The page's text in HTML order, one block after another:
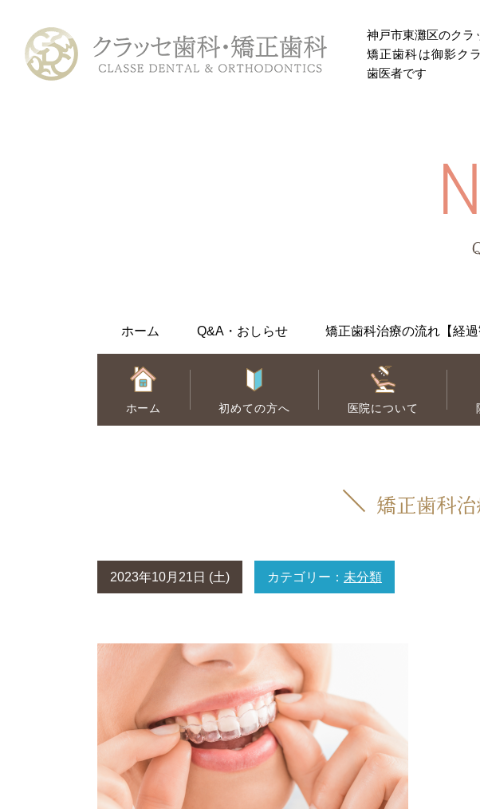
神戸市東灘区のクラ
矯正歯科は御影ク
歯医者です
医院について
根管治療N
ホーム Q&A・おしらせ 矯正歯科治療の流れ【経過
ホーム 初めての方へ 医院について
矯正歯科治
2023年10月21日 (土) カテゴリー： 未分類